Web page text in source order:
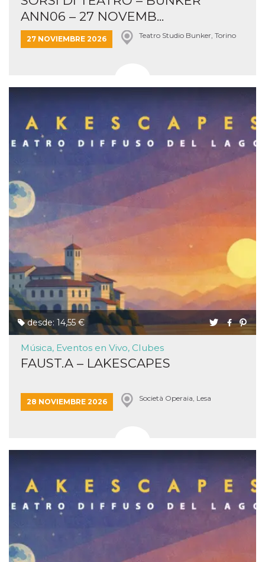
ANN06 – 27 NOVEMB...
27 NOVIEMBRE 2026 Teatro Studio Bunker, Torino
desde: 14,55 €
Música, Eventos en Vivo, Clubes
FAUST.A – LAKESCAPES
28 NOVIEMBRE 2026 Società Operaia, Lesa